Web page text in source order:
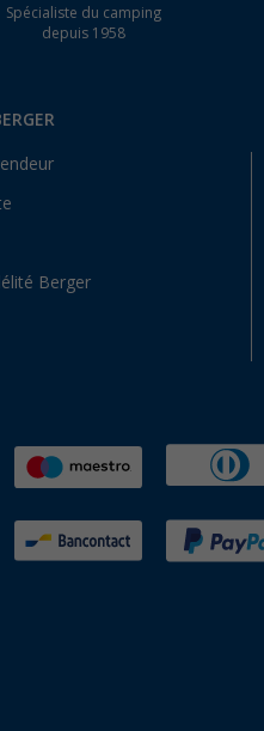
Spécialiste du camping
depuis 1958
Berger